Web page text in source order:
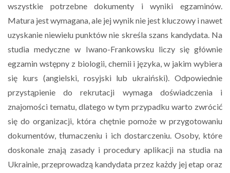
wszystkie potrzebne dokumenty i wyniki egzaminów.
Matura jest wymagana, ale jej wynik nie jest kluczowy i nawet
uzyskanie niewielu punktów nie skreśla szans kandydata. Na
studia medyczne w Iwano-Frankowsku liczy się głównie
egzamin wstępny z biologii, chemii i języka, w jakim wybiera
się kurs (angielski, rosyjski lub ukraiński). Odpowiednie
przystąpienie do rekrutacji wymaga doświadczenia i
znajomości tematu, dlatego w tym przypadku warto zwrócić
się do organizacji, która chętnie pomoże w przygotowaniu
dokumentów, tłumaczeniu i ich dostarczeniu. Osoby, które
doskonale znają zasady i procedury aplikacji na studia na
Ukrainie, przeprowadzą kandydata przez każdy jej etap oraz